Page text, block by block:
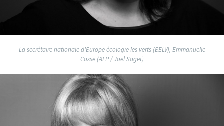
La secrétaire nationale d'Europe écologie les verts (EELV), Emmanuelle
Cosse (AFP / Joël Saget)